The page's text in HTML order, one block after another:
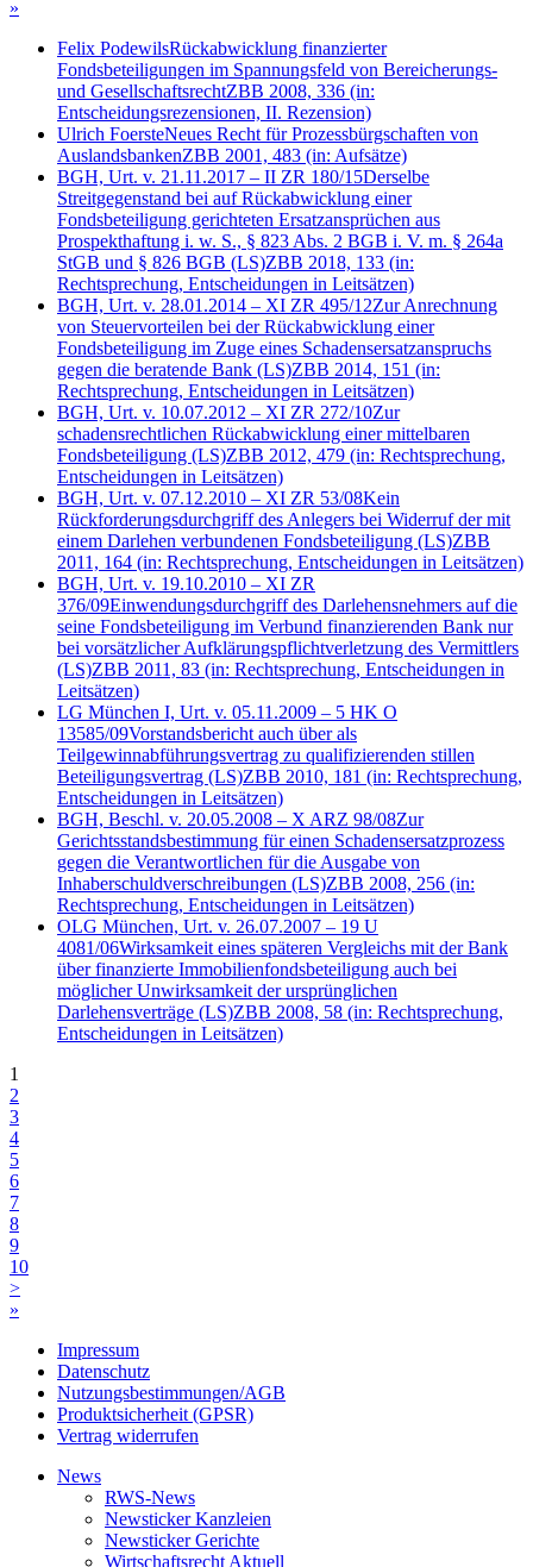
»
Felix PodewilsRückabwicklung finanzierter
Fondsbeteiligungen im Spannungsfeld von Bereicherungs-
und GesellschaftsrechtZBB 2008, 336 (in:
Entscheidungsrezensionen, II. Rezension)
Ulrich FoersteNeues Recht für Prozessbürgschaften von
AuslandsbankenZBB 2001, 483 (in: Aufsätze)
BGH, Urt. v. 21.11.2017 – II ZR 180/15Derselbe
Streitgegenstand bei auf Rückabwicklung einer
Fondsbeteiligung gerichteten Ersatzansprüchen aus
Prospekthaftung i. w. S., § 823 Abs. 2 BGB i. V. m. § 264a
StGB und § 826 BGB (LS)ZBB 2018, 133 (in:
Rechtsprechung, Entscheidungen in Leitsätzen)
BGH, Urt. v. 28.01.2014 – XI ZR 495/12Zur Anrechnung
von Steuervorteilen bei der Rückabwicklung einer
Fondsbeteiligung im Zuge eines Schadensersatzanspruchs
gegen die beratende Bank (LS)ZBB 2014, 151 (in:
Rechtsprechung, Entscheidungen in Leitsätzen)
BGH, Urt. v. 10.07.2012 – XI ZR 272/10Zur
schadensrechtlichen Rückabwicklung einer mittelbaren
Fondsbeteiligung (LS)ZBB 2012, 479 (in: Rechtsprechung,
Entscheidungen in Leitsätzen)
BGH, Urt. v. 07.12.2010 – XI ZR 53/08Kein
Rückforderungsdurchgriff des Anlegers bei Widerruf der mit
einem Darlehen verbundenen Fondsbeteiligung (LS)ZBB
2011, 164 (in: Rechtsprechung, Entscheidungen in Leitsätzen)
BGH, Urt. v. 19.10.2010 – XI ZR
376/09Einwendungsdurchgriff des Darlehensnehmers auf die
seine Fondsbeteiligung im Verbund finanzierenden Bank nur
bei vorsätzlicher Aufklärungspflichtverletzung des Vermittlers
(LS)ZBB 2011, 83 (in: Rechtsprechung, Entscheidungen in
Leitsätzen)
LG München I, Urt. v. 05.11.2009 – 5 HK O
13585/09Vorstandsbericht auch über als
Teilgewinnabführungsvertrag zu qualifizierenden stillen
Beteiligungsvertrag (LS)ZBB 2010, 181 (in: Rechtsprechung,
Entscheidungen in Leitsätzen)
BGH, Beschl. v. 20.05.2008 – X ARZ 98/08Zur
Gerichtsstandsbestimmung für einen Schadensersatzprozess
gegen die Verantwortlichen für die Ausgabe von
Inhaberschuldverschreibungen (LS)ZBB 2008, 256 (in:
Rechtsprechung, Entscheidungen in Leitsätzen)
OLG München, Urt. v. 26.07.2007 – 19 U
4081/06Wirksamkeit eines späteren Vergleichs mit der Bank
über finanzierte Immobilienfondsbeteiligung auch bei
möglicher Unwirksamkeit der ursprünglichen
Darlehensverträge (LS)ZBB 2008, 58 (in: Rechtsprechung,
Entscheidungen in Leitsätzen)
1
2
3
4
5
6
7
8
9
10
>
»
Impressum
Datenschutz
Nutzungsbestimmungen/AGB
Produktsicherheit (GPSR)
Vertrag widerrufen
News
RWS-News
Newsticker Kanzleien
Newsticker Gerichte
Wirtschaftsrecht Aktuell